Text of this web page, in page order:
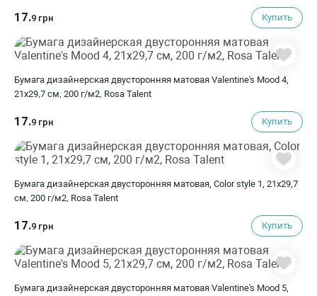
17.9 грн Купить
Бумага дизайнерская двусторонняя матовая Valentine's Mood 4,
21х29,7 см, 200 г/м2, Rosa Talent
17.9 грн Купить
Бумага дизайнерская двусторонняя матовая, Color style 1, 21х29,7
см, 200 г/м2, Rosa Talent
17.9 грн Купить
Бумага дизайнерская двусторонняя матовая Valentine's Mood 5,